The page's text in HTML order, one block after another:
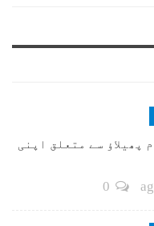
پھیلاؤ سے متعلق اپنی